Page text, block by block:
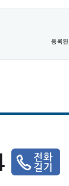
등록